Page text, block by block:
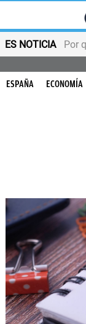
ES NOTICIA
ESPAÑA ECONOMÍA